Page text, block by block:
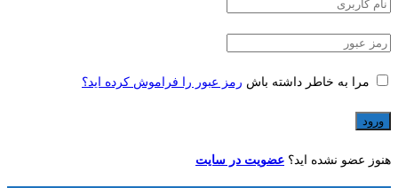
مرا به خاطر داشته باش رمز عبور را فراموش کرده اید؟
هنوز عضو نشده اید؟ عضویت در سایت